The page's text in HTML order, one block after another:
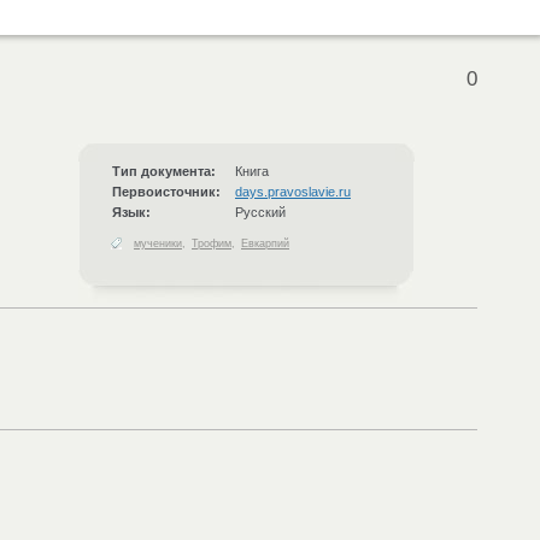
0
Тип документа:
Книга
Первоисточник:
days.pravoslavie.ru
Язык:
Русский
мученики, Трофим, Евкарпий